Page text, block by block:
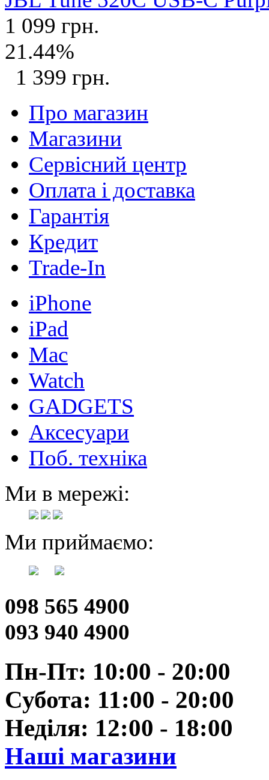
1 099 грн.
21.44%
1 399 грн.
Про магазин
Магазини
Сервісний центр
Оплата і доставка
Гарантія
Кредит
Trade-In
iPhone
iPad
Mac
Watch
GADGETS
Аксесуари
Поб. техніка
Ми в мережі:
Ми приймаємо:
098 565 4900
093 940 4900
Пн-Пт: 10:00 - 20:00
Субота: 11:00 - 20:00
Неділя: 12:00 - 18:00
Наші магазини